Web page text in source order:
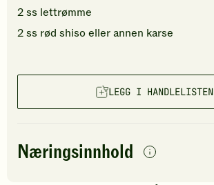
2ss lettrømme
2ss rød shisoeller annen karse
LEGG I HANDLELISTEN
Næringsinnhold